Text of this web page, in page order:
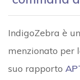
IndigoZebra è
menzionato per
suo rapporto